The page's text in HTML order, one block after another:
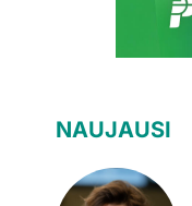
NAUJAUSI